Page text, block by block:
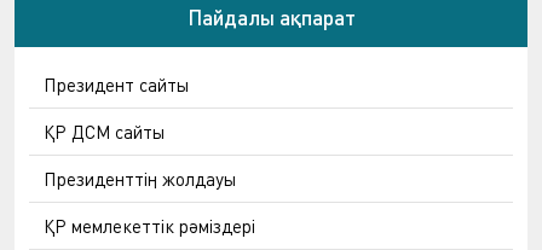
Пайдалы ақпарат
Президент сайты
ҚР ДСМ сайты
Президенттің жолдауы
ҚР мемлекеттік рәміздері